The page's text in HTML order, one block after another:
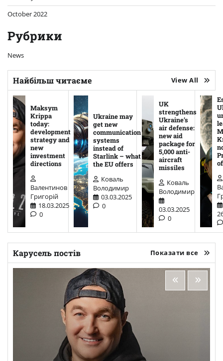
October 2022
Рубрики
News
Найбільш читаєме View All
Maksym
Krippa
today:
development
strategy and
new
investment
directions
Валентинов
Григорій
18.03.2025
0
Ukraine may
get new
communication
systems
instead of
Starlink – what
the EU offers
Коваль
Володимир
03.03.2025
0
UK
strengthens
Ukraine’s
air defense:
new aid
package for
5,000 anti-
aircraft
missiles
Коваль
Володимир
03.03.2025
0
Карусель постів Показати все